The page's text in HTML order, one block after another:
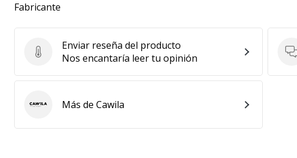
Fabricante
Enviar reseña del producto
Enviar reseña del producto
Nos encantaría leer tu opinión
CawilaMás de Cawila